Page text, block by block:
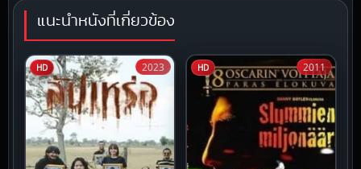
แนะนำหนังที่เกี่ยวข้อง
HD 2023 HD 2011